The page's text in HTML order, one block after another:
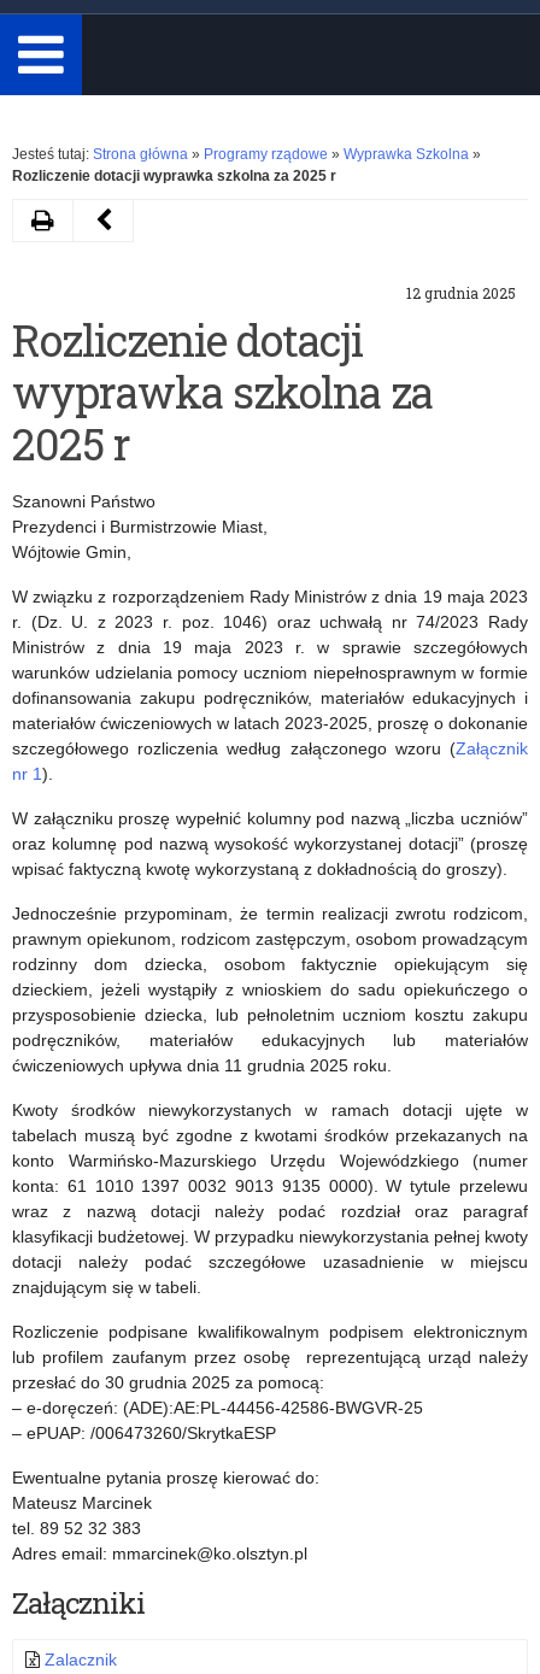
minimum
3
znaki.
Rozwiń
Jesteś tutaj: Strona główna » Programy rządowe » Wyprawka Szkolna »
Rozliczenie dotacji wyprawka szkolna za 2025 r
12 grudnia 2025
Rozliczenie dotacji
wyprawka szkolna za
2025 r
Szanowni Państwo
Prezydenci i Burmistrzowie Miast,
Wójtowie Gmin,
W związku z rozporządzeniem Rady Ministrów z dnia 19 maja 2023
r. (Dz. U. z 2023 r. poz. 1046) oraz uchwałą nr 74/2023 Rady
Ministrów z dnia 19 maja 2023 r. w sprawie szczegółowych
warunków udzielania pomocy uczniom niepełnosprawnym w formie
dofinansowania zakupu podręczników, materiałów edukacyjnych i
materiałów ćwiczeniowych w latach 2023-2025, proszę o dokonanie
szczegółowego rozliczenia według załączonego wzoru (Załącznik
nr 1).
W załączniku proszę wypełnić kolumny pod nazwą „liczba uczniów”
oraz kolumnę pod nazwą wysokość wykorzystanej dotacji” (proszę
wpisać faktyczną kwotę wykorzystaną z dokładnością do groszy).
Jednocześnie przypominam, że termin realizacji zwrotu rodzicom,
prawnym opiekunom, rodzicom zastępczym, osobom prowadzącym
rodzinny dom dziecka, osobom faktycznie opiekującym się
dzieckiem, jeżeli wystąpiły z wnioskiem do sadu opiekuńczego o
przysposobienie dziecka, lub pełnoletnim uczniom kosztu zakupu
podręczników, materiałów edukacyjnych lub materiałów
ćwiczeniowych upływa dnia 11 grudnia 2025 roku.
Kwoty środków niewykorzystanych w ramach dotacji ujęte w
tabelach muszą być zgodne z kwotami środków przekazanych na
konto Warmińsko-Mazurskiego Urzędu Wojewódzkiego (numer
konta: 61 1010 1397 0032 9013 9135 0000). W tytule przelewu
wraz z nazwą dotacji należy podać rozdział oraz paragraf
klasyfikacji budżetowej. W przypadku niewykorzystania pełnej kwoty
dotacji należy podać szczegółowe uzasadnienie w miejscu
znajdującym się w tabeli.
Rozliczenie podpisane kwalifikowalnym podpisem elektronicznym
lub profilem zaufanym przez osobę reprezentującą urząd należy
przesłać do 30 grudnia 2025 za pomocą:
– e-doręczeń: (ADE):AE:PL-44456-42586-BWGVR-25
– ePUAP: /006473260/SkrytkaESP
Ewentualne pytania proszę kierować do:
Mateusz Marcinek
tel. 89 52 32 383
Adres email: mmarcinek@ko.olsztyn.pl
Załączniki
Zalacznik
DrukujNastępny
szkolna
–
szacunkowe
2026
r.